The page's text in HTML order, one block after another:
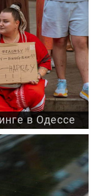
в Одессе